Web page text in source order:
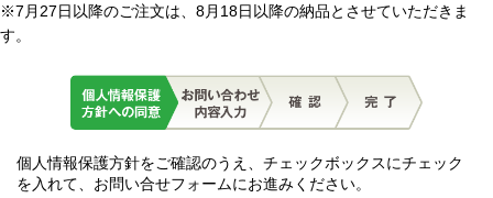
※7月27日以降のご注文は、8月18日以降の納品とさせていただきま
す。
個人情報保護方針をご確認のうえ、チェックボックスにチェック
を入れて、お問い合せフォームにお進みください。